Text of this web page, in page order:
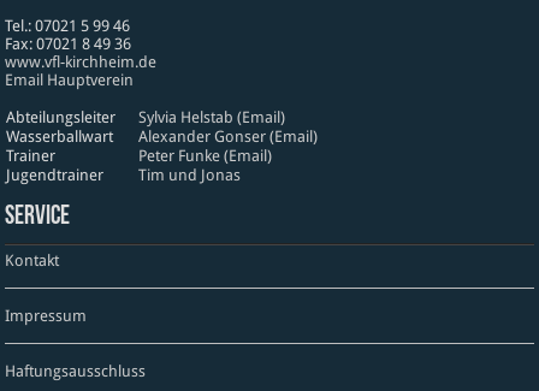
Tel.: 07021 5 99 46
Fax: 07021 8 49 36
www​.vfl​-kirch​heim​.de
Email Hauptverein
Abteilungsleiter
Sylvia Helstab (Email)
Wasserballwart
Alexander Gonser (Email)
Trainer
Peter Funke (Email)
Jugendtrainer
Tim und Jonas
Service
Kontakt
Impressum
Haftungsausschluss